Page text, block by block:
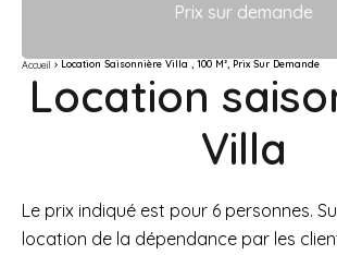
Prix sur demande
Accueil Location Saisonnière Villa , 100 M², Prix Sur Demande
Location
Villa
Le prix indiqué est pour 6 personnes.
location de la dépendance par les